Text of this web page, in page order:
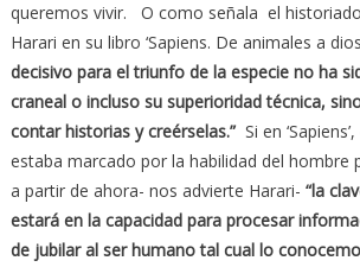
queremos vivir. O como señala el
Harari en su libro ‘Sapiens. De animales a
decisivo para el triunfo de la especie no ha
craneal o incluso su superioridad técnica,
contar historias y creérselas.” Si en
estaba marcado por la habilidad del hombre
a partir de ahora- nos advierte Harari- “la
estará en la capacidad para procesar
de jubilar al ser humano tal cual lo